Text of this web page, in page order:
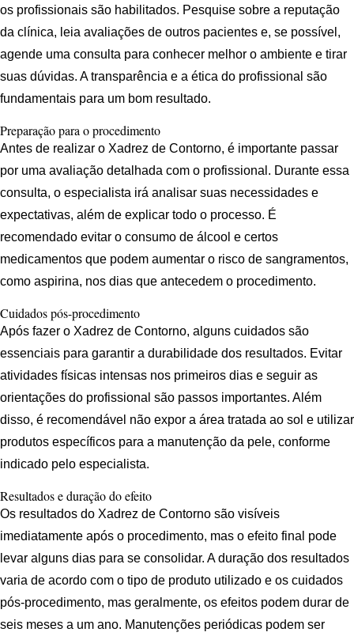
os profissionais são habilitados. Pesquise sobre a reputação
da clínica, leia avaliações de outros pacientes e, se possível,
agende uma consulta para conhecer melhor o ambiente e tirar
suas dúvidas. A transparência e a ética do profissional são
fundamentais para um bom resultado.
Preparação para o procedimento
Antes de realizar o Xadrez de Contorno, é importante passar
por uma avaliação detalhada com o profissional. Durante essa
consulta, o especialista irá analisar suas necessidades e
expectativas, além de explicar todo o processo. É
recomendado evitar o consumo de álcool e certos
medicamentos que podem aumentar o risco de sangramentos,
como aspirina, nos dias que antecedem o procedimento.
Cuidados pós-procedimento
Após fazer o Xadrez de Contorno, alguns cuidados são
essenciais para garantir a durabilidade dos resultados. Evitar
atividades físicas intensas nos primeiros dias e seguir as
orientações do profissional são passos importantes. Além
disso, é recomendável não expor a área tratada ao sol e utilizar
produtos específicos para a manutenção da pele, conforme
indicado pelo especialista.
Resultados e duração do efeito
Os resultados do Xadrez de Contorno são visíveis
imediatamente após o procedimento, mas o efeito final pode
levar alguns dias para se consolidar. A duração dos resultados
varia de acordo com o tipo de produto utilizado e os cuidados
pós-procedimento, mas geralmente, os efeitos podem durar de
seis meses a um ano. Manutenções periódicas podem ser